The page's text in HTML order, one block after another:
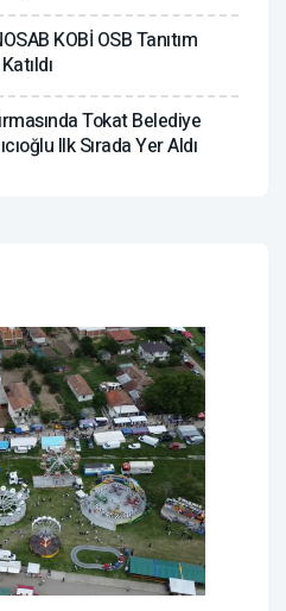
KOBİ OSB Tanıtım
Tokat Belediye
Ilk Sırada Yer Aldı